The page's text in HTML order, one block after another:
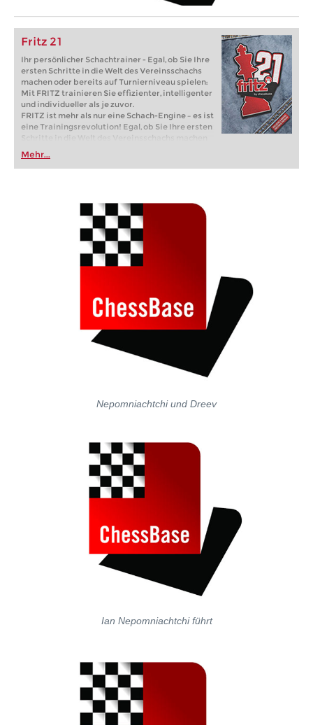
Fritz 21
Ihr persönlicher Schachtrainer - Egal, ob Sie Ihre
ersten Schritte in die Welt des Vereinsschachs
machen oder bereits auf Turnierniveau spielen:
Mit FRITZ trainieren Sie effizienter, intelligenter
und individueller als je zuvor.
FRITZ ist mehr als nur eine Schach-Engine – es ist
eine Trainingsrevolution! Egal, ob Sie Ihre ersten
Schritte in die Welt des Vereinsschachs machen
oder bereits auf Turnierniveau spielen: Mit
FRITZ trainieren Sie effizienter, intelligenter und
individueller als je zuvor.
Mehr...
Nepomniachtchi und Dreev
Ian Nepomniachtchi führt